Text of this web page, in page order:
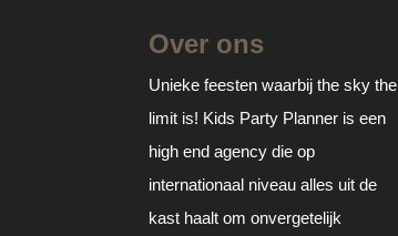
Over ons
Unieke feesten waarbij the sky the
limit is! Kids Party Planner is een
high end agency die op
internationaal niveau alles uit de
kast haalt om onvergetelijk